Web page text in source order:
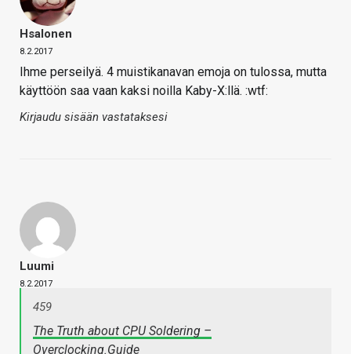
Hsalonen
8.2.2017
Ihme perseilyä. 4 muistikanavan emoja on tulossa, mutta
käyttöön saa vaan kaksi noilla Kaby-X:llä. :wtf:
Kirjaudu sisään vastataksesi
Luumi
8.2.2017
459
The Truth about CPU Soldering –
Overclocking.Guide